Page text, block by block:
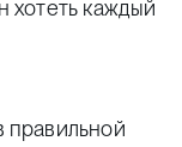
каждый
правильной